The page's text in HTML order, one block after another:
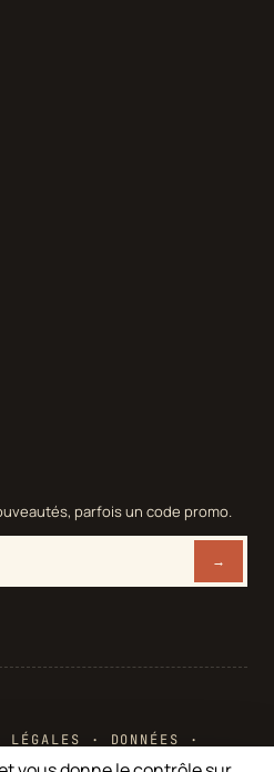
parfois un code promo.
→
LÉGALES · DONNÉES
·